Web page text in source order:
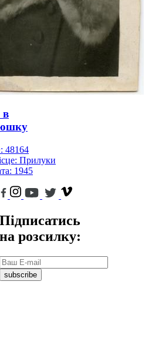
в
48164
Прилуки
1945
Підписатись
на розсилку:
subscribe